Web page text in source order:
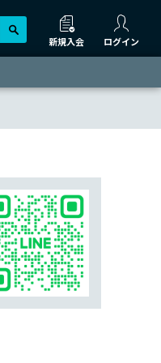
新規入会 ログイン